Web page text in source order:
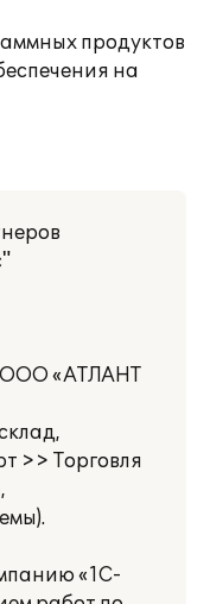
продуктов
на
«АТЛАНТ
>> Торговля
«1С-